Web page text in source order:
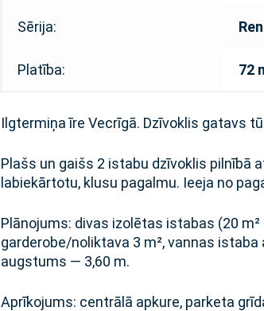
Sērija:
Platība: 72
Ilgtermiņa īre Vecrīgā. Dzīvoklis gatavs
Plašs un gaišs 2 istabu dzīvoklis pilnībā
labiekārtotu, klusu pagalmu. Ieeja no
Plānojums: divas izolētas istabas (20 m²
garderobe/noliktava 3 m², vannas istaba
augstums — 3,60 m.
Aprīkojums: centrālā apkure, parketa